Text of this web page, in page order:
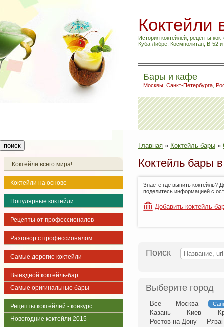
Коктейли
История коктейлей, рецепты
Куба Либре, Космполитан, B-52
Бары и кафе
Москвы Санкт-Петербурга
Коктейли всего мира!
Коктейли на основе
Популярные коктейли
Рецепты от профессионалов
Разговор с профессионалом
Самые дорогие коктейли
Выездной коктейль-бар
Самые оригинальные бары
Рецепты коктейлей - конкурс
Новогодние коктейли 2015
Главная » Коктейль бары »
Коктейль бары
Знаете где выпить коктейль?
поделитесь информацией с
Добавить коктейль
Поиск
Выберите город
Все Москва
Казань Киев
Ростов-на-Дону